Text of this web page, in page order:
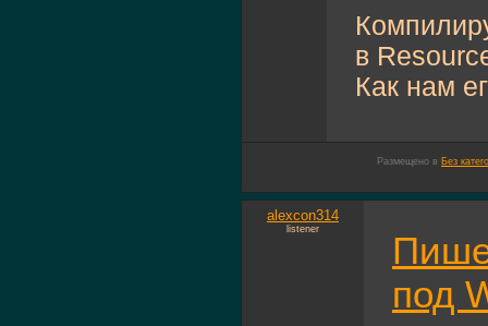
в
Как нам
Размещено в Без
alexcon314
listener
под